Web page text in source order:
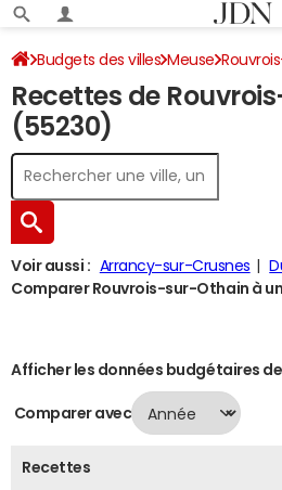
Budgets des villes Meuse
Recettes 2024
Recettes de
(55230)
Voir aussi : Arrancy-sur-Crusnes
Comparer Rouvrois-sur-Othain à
Afficher les données budgétaires de
Comparer avec
Recettes